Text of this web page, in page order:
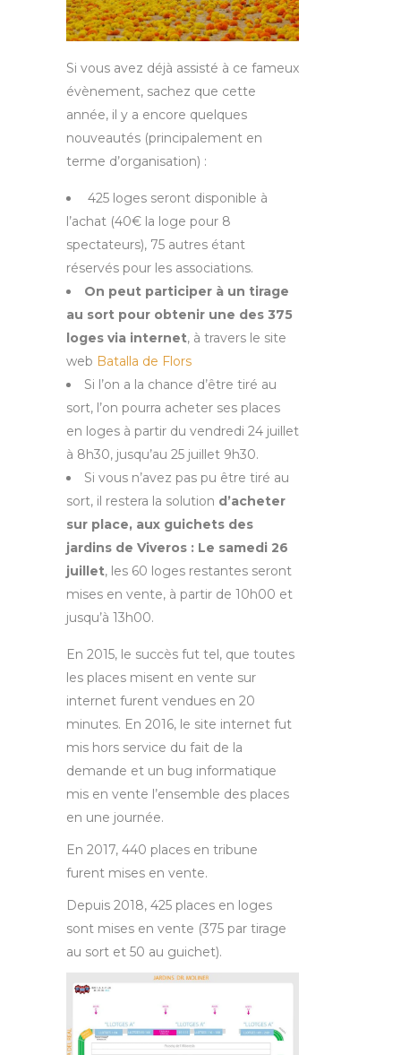
Si vous avez déjà assisté à ce fameux
évènement, sachez que cette
année, il y a encore quelques
nouveautés (principalement en
terme d’organisation) :
425 loges seront disponible à
l’achat (40€ la loge pour 8
spectateurs), 75 autres étant
réservés pour les associations.
On peut participer à un tirage
au sort pour obtenir une des 375
loges via internet, à travers le site
web Batalla de Flors
Si l’on a la chance d’être tiré au
sort, l’on pourra acheter ses places
en loges à partir du vendredi 24 juillet
à 8h30, jusqu’au 25 juillet 9h30.
Si vous n’avez pas pu être tiré au
sort, il restera la solution d’acheter
sur place, aux guichets des
jardins de Viveros : Le samedi 26
juillet, les 60 loges restantes seront
mises en vente, à partir de 10h00 et
jusqu’à 13h00.
En 2015, le succès fut tel, que toutes
les places misent en vente sur
internet furent vendues en 20
minutes. En 2016, le site internet fut
mis hors service du fait de la
demande et un bug informatique
mis en vente l’ensemble des places
en une journée.
En 2017, 440 places en tribune
furent mises en vente.
Depuis 2018, 425 places en loges
sont mises en vente (375 par tirage
au sort et 50 au guichet).